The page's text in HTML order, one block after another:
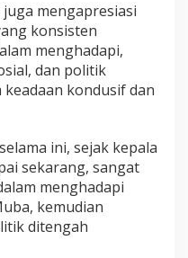
mengapresiasi
konsisten
menghadapi,
dan politik
kondusif dan
ini, sejak kepala
sekarang, sangat
menghadapi
kemudian
ditengah